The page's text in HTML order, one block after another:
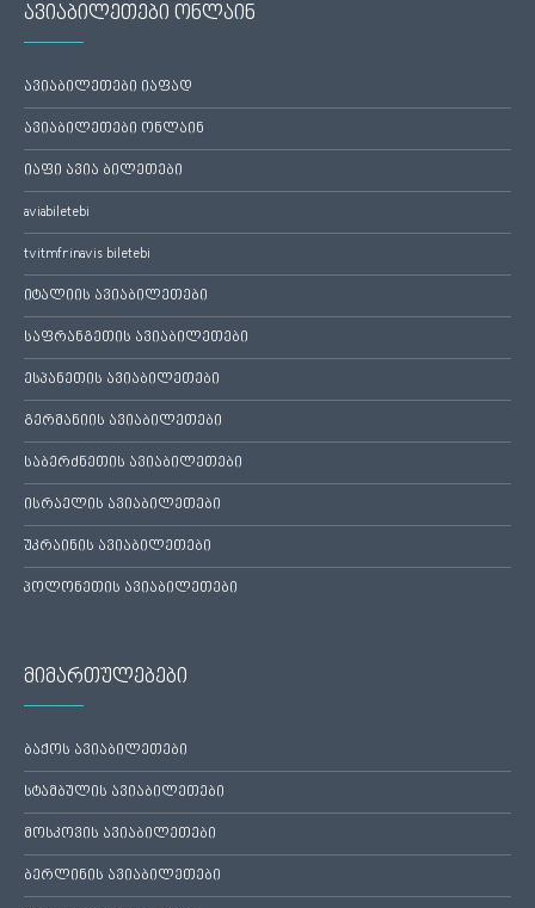
ავიაბილეთები ონლაინ
ავიაბილეთები იაფად
ავიაბილეთები ონლაინ
იაფი ავია ბილეთები
aviabiletebi
tvitmfrinavis biletebi
იტალიის ავიაბილეთები
საფრანგეთის ავიაბილეთები
ესპანეთის ავიაბილეთები
გერმანიის ავიაბილეთები
საბერძნეთის ავიაბილეთები
ისრაელის ავიაბილეთები
უკრაინის ავიაბილეთები
პოლონეთის ავიაბილეთები
მიმართულებები
ბაქოს ავიაბილეთები
სტამბულის ავიაბილეთები
მოსკოვის ავიაბილეთები
ბერლინის ავიაბილეთები